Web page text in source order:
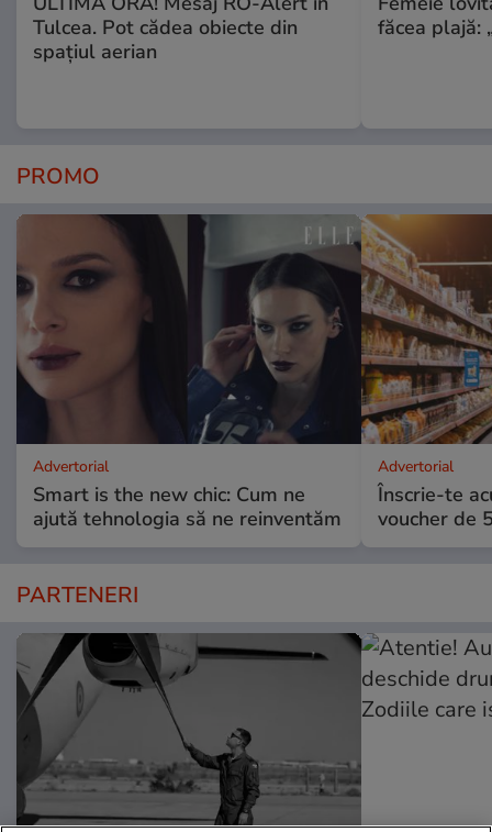
Tulcea. Pot cădea obiecte din
spațiul aerian
făcea plajă:
PROMO
Advertorial
Smart is the new chic: Cum ne
ajută tehnologia să ne reinventăm
Advertorial
Înscrie-te
voucher de
PARTENERI